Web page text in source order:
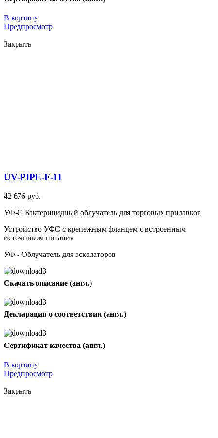
В корзину
Предпросмотр
Закрыть
UV-PIPE-F-11
42 676 руб.
УФ-С Бактерицидный облучатель для торговых прилавков
Устройство УФС с крепежным фланцем с встроенным
источником питания
УФ - Облучатель для эскалаторов
Скачать описание (англ.)
Декларация о соответствии (англ.)
Сертификат качества (англ.)
В корзину
Предпросмотр
Закрыть